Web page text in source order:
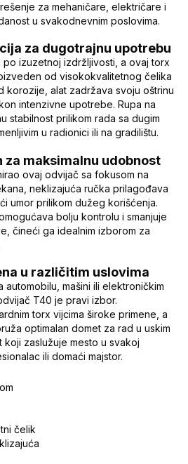
za mehaničare, električare i
u svakodnevnim poslovima.
za dugotrajnu upotrebu
po izuzetnoj izdržljivosti, a ovaj torx
od visokokvalitetnog čelika
korozije, alat zadržava svoju oštrinu
intenzivne upotrebe. Rupa na
stabilnost prilikom rada sa dugim
u radionici ili na gradilištu.
za maksimalnu udobnost
ovaj odvijač sa fokusom na
neklizajuća ručka prilagođava
umor prilikom dužeg korišćenja.
bolju kontrolu i smanjuje
čineći ga idealnim izborom za
u različitim uslovima
mašini ili elektroničkim
T40 je pravi izbor.
torx vijcima široke primene, a
optimalan domet za rad u uskim
koji zaslužuje mesto u svakoj
ili domaći majstor.
čelik